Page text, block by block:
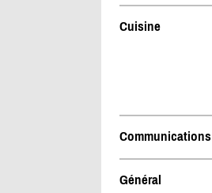
Cuisine
Communications
Général